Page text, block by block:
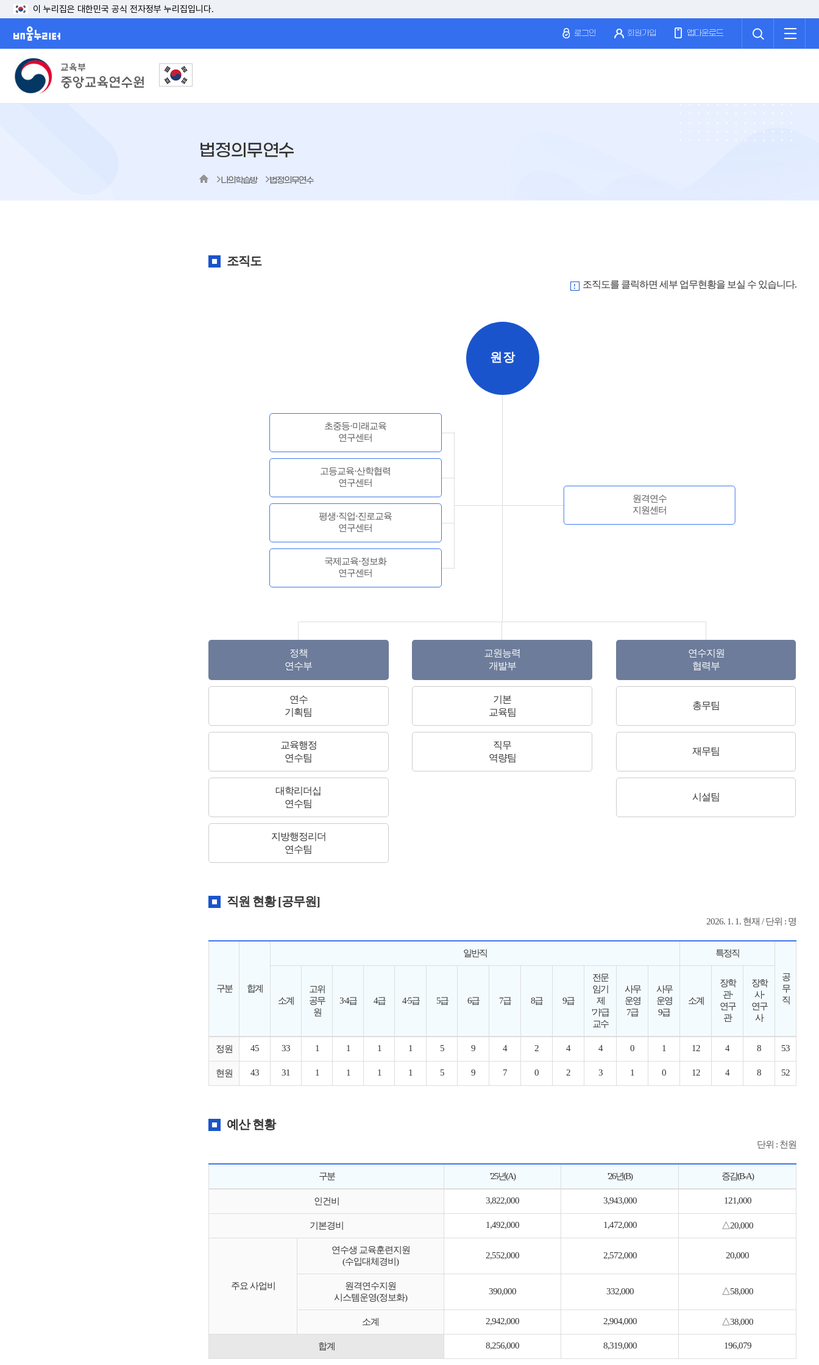
이 누리집은 대한민국 공식 전자정부 누리집입니다.
로그인 회원가입 앱다운로드
뉴
법정의무연수
나의학습방 법정의무연수
조직도
조직도를 클릭하면 세부 업무현황을 보실 수 있습니다.
원장
초중등·미래교육
연구센터
고등교육·산학협력
연구센터
평생·직업·진로교육
연구센터
국제교육·정보화
연구센터
원격연수
지원센터
정책
연수부
연수
기획팀
교육행정
연수팀
대학리더십
연수팀
지방행정리더
연수팀
교원능력
개발부
기본
교육팀
직무
역량팀
연수지원
협력부
총무팀
재무팀
시설팀
직원 현황 [공무원]
2026. 1. 1. 현재 / 단위 : 명
구분 합계
일반직 특정직
공
무
직
소계
고위
공무
원
3·4급 4급 4·5급 5급 6급 7급 8급 9급
전문
임기
제
'가'급
교수
사무
운영
7급
사무
운영
9급
소계
장학
관·
연구
관
장학
사·
연구
사
정원 45 33 1 1 1 1 5 9 4 2 4 4 0 1 12 4 8 53
현원 43 31 1 1 1 1 5 9 7 0 2 3 1 0 12 4 8 52
예산 현황
단위 : 천원
구분 '25년(A) '26년(B) 증감(B-A)
인건비 3,822,000 3,943,000 121,000
기본경비 1,492,000 1,472,000 △20,000
주요 사업비
연수생 교육훈련지원
(수입대체경비)
2,552,000 2,572,000 20,000
원격연수지원
시스템운영(정보화)
390,000 332,000 △58,000
소계 2,942,000 2,904,000 △38,000
합계 8,256,000 8,319,000 196,079